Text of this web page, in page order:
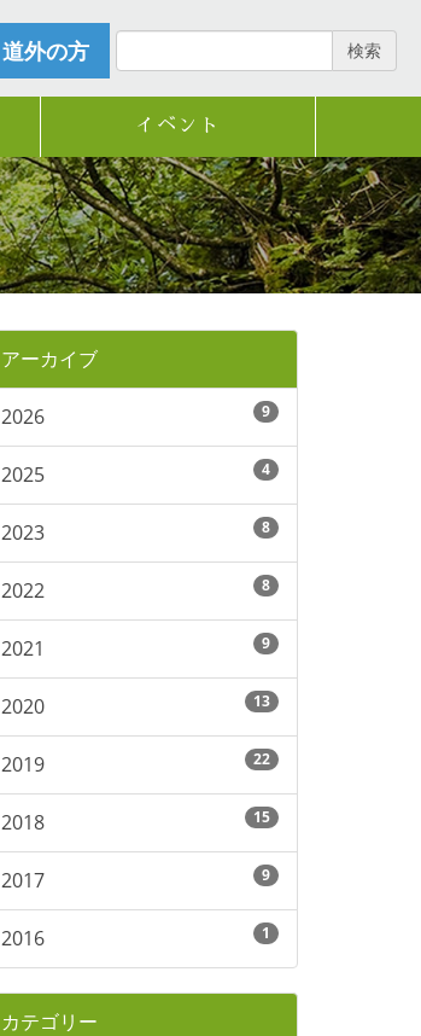
道外の方 検索
イベント
アーカイブ
2026 9
2025 4
2023 8
2022 8
2021 9
2020 13
2019 22
2018 15
2017 9
2016 1
カテゴリー